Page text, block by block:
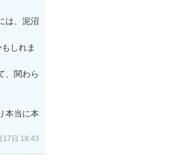
は、泥沼
しれま
、関わら
本当に本
17日 18:43